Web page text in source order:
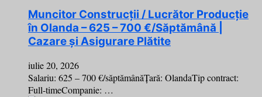
Muncitor Construcții / Lucrător Producție
în Olanda – 625 – 700 €/Săptămână |
Cazare și Asigurare Plătite
iulie 20, 2026
Salariu: 625 – 700 €/săptămânăȚară: OlandaTip contract:
Full-timeCompanie: …